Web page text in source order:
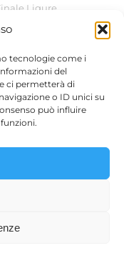
tecnologie come i
del
ci permetterà di
o ID unici su
può influire
Ligure
il suo utilizzo è
di Google.
| Filippo Rizzo –
| Alice Arata – P.IVA
02269560997